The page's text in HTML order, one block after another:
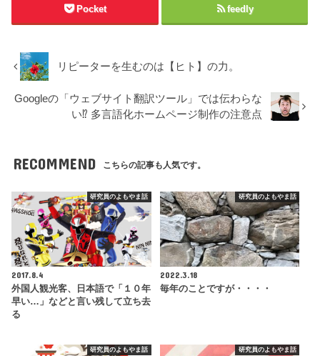
Pocket feedly
リピーターを生むのは【ヒト】の力。
Googleの「ウェブサイト翻訳ツール」では伝わらな
い⁉ 多言語化ホームページ制作の注意点
RECOMMEND こちらの記事も人気です。
研究員のよもやま話
2017.8.4
外国人観光客、日本語で「１０年
早い…」などと言い残して立ち去
る
研究員のよもやま話
2022.3.18
毎年のことですが・・・・
研究員のよもやま話 研究員のよもやま話